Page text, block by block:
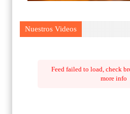
Nuestros Videos
Feed failed to load, check
more info